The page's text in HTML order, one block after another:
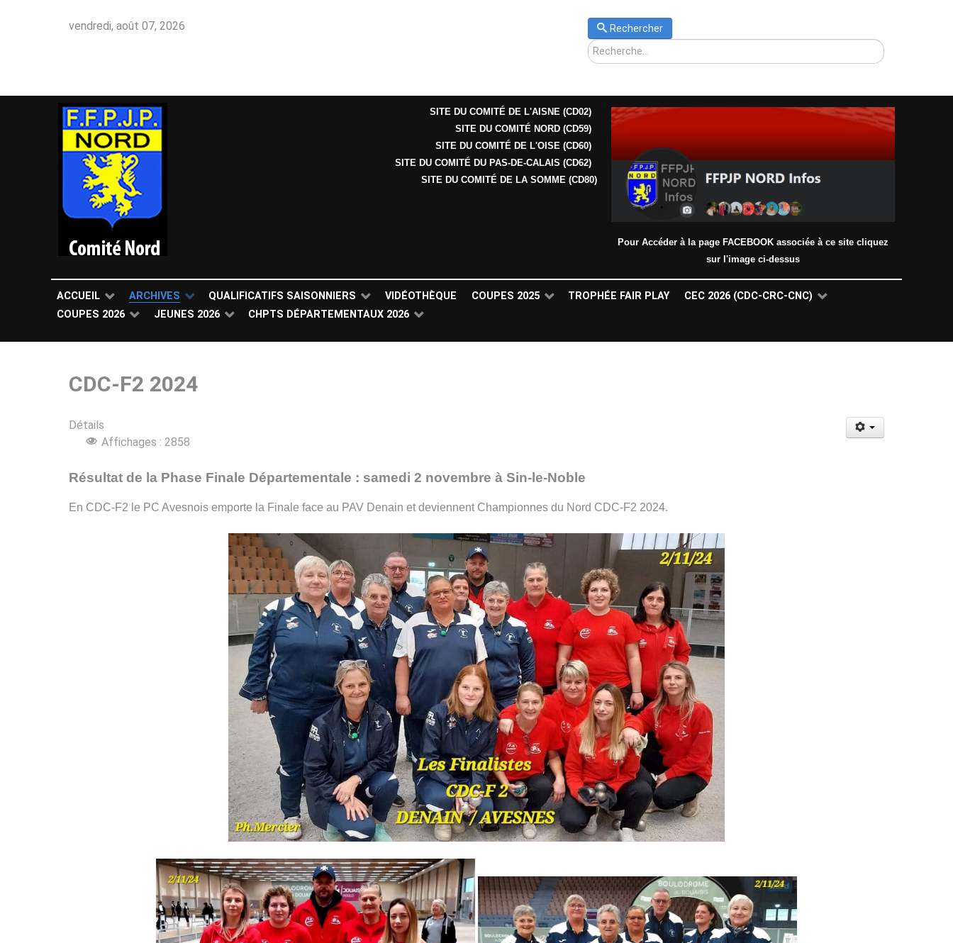
vendredi, août 07, 2026 Rechercher
SITE DU COMITÉ DE L'AISNE (CD02)
SITE DU COMITÉ NORD (CD59)
SITE DU COMITÉ DE L'OISE (CD60)
SITE DU COMITÉ DU PAS-DE-CALAIS (CD62)
SITE DU COMITÉ DE LA SOMME (CD80)
Pour Accéder à la page FACEBOOK associée à ce site cliquez
sur l'image ci-dessus
ACCUEIL ARCHIVES QUALIFICATIFS SAISONNIERS VIDÉOTHÈQUE COUPES 2025 TROPHÉE FAIR PLAY
CEC 2026 (CDC-CRC-CNC)
COUPES 2026
JEUNES 2026 CHPTS DÉPARTEMENTAUX 2026
CDC-F2 2024
Détails
Affichages : 2858
Résultat de la Phase Finale Départementale : samedi 2 novembre à Sin-le-Noble
En CDC-F2 le PC Avesnois emporte la Finale face au PAV Denain et deviennent Championnes du Nord CDC-F2 2024.